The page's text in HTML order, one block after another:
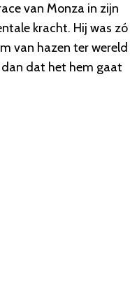
van Monza in zijn
kracht. Hij was zó
van hazen ter
dat het hem gaat